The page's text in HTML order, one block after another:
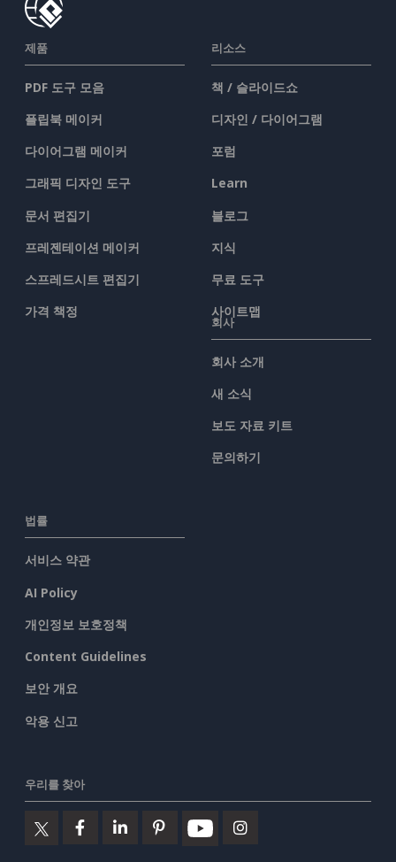
제품
PDF 도구 모음
플립북 메이커
다이어그램 메이커
그래픽 디자인 도구
문서 편집기
프레젠테이션 메이커
스프레드시트 편집기
가격 책정
리소스
책 / 슬라이드쇼
디자인 / 다이어그램
포럼
Learn
블로그
지식
무료 도구
사이트맵
회사
회사 소개
새 소식
보도 자료 키트
문의하기
법률
서비스 약관
AI Policy
개인정보 보호정책
Content Guidelines
보안 개요
악용 신고
우리를 찾아